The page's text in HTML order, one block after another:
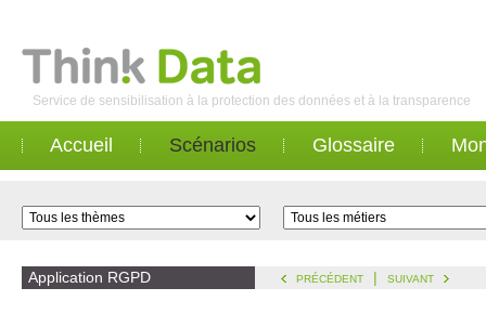
Service de sensibilisation à la protection des données et à la transparence
Accueil Scénarios Glossaire
Application RGPD PRÉCÉDENT | SUIVANT